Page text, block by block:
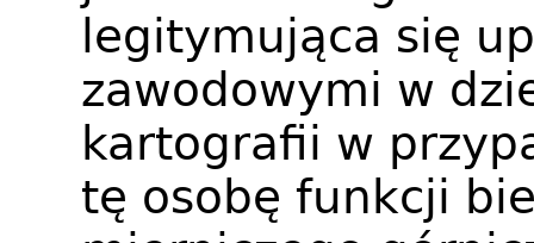
legitymująca się
zawodowymi w
kartografii w
tę osobę funkcji